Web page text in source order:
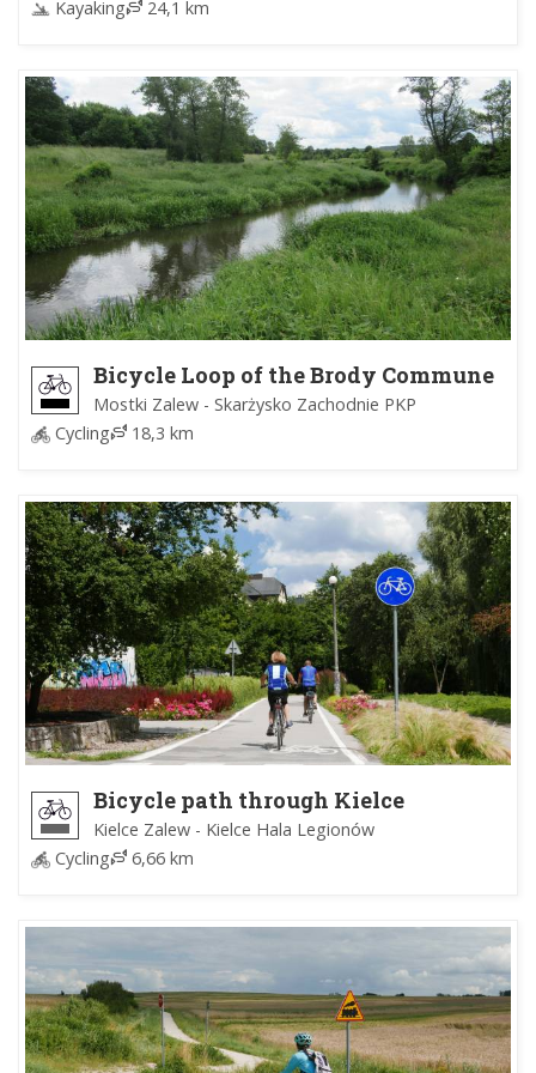
Kayaking 24,1 km
Bicycle Loop of the Brody Commune
Mostki Zalew - Skarżysko Zachodnie PKP
Cycling
18,3 km
Bicycle path through Kielce
Kielce Zalew - Kielce Hala Legionów
Cycling
6,66 km